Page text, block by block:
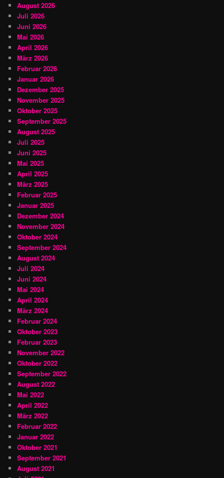
August 2026
Juli 2026
Juni 2026
Mai 2026
April 2026
März 2026
Februar 2026
Januar 2026
Dezember 2025
November 2025
Oktober 2025
September 2025
August 2025
Juli 2025
Juni 2025
Mai 2025
April 2025
März 2025
Februar 2025
Januar 2025
Dezember 2024
November 2024
Oktober 2024
September 2024
August 2024
Juli 2024
Juni 2024
Mai 2024
April 2024
März 2024
Februar 2024
Oktober 2023
Februar 2023
November 2022
Oktober 2022
September 2022
August 2022
Mai 2022
April 2022
März 2022
Februar 2022
Januar 2022
Oktober 2021
September 2021
August 2021